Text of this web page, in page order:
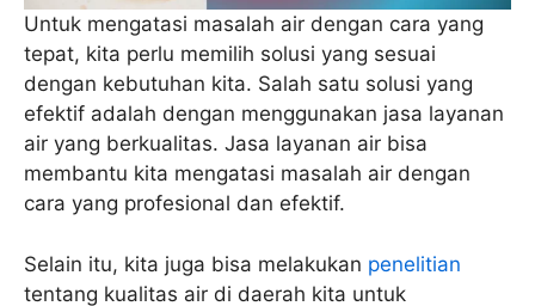
Untuk mengatasi masalah air dengan cara yang
tepat, kita perlu memilih solusi yang sesuai
dengan kebutuhan kita. Salah satu solusi yang
efektif adalah dengan menggunakan jasa layanan
air yang berkualitas. Jasa layanan air bisa
membantu kita mengatasi masalah air dengan
cara yang profesional dan efektif.
Selain itu, kita juga bisa melakukan penelitian
tentang kualitas air di daerah kita untuk